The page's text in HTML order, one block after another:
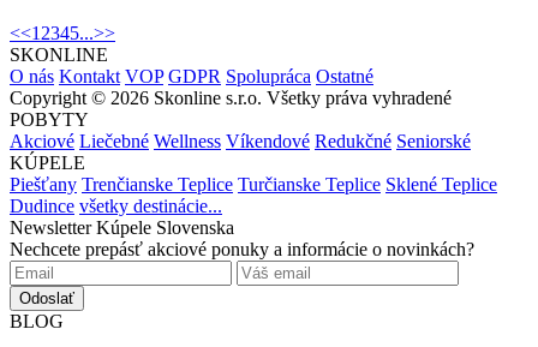
<<1 2345...>>
SKONLINE
O nás Kontakt VOP GDPR Spolupráca Ostatné
Copyright © 2026 Skonline s.r.o. Všetky práva vyhradené
POBYTY
Akciové Liečebné Wellness Víkendové Redukčné Seniorské
KÚPELE
Piešťany Trenčianske Teplice Turčianske Teplice Sklené Teplice
Dudince všetky destinácie...
Newsletter Kúpele Slovenska
Nechcete prepásť akciové ponuky a informácie o novinkách?
Odoslať
BLOG